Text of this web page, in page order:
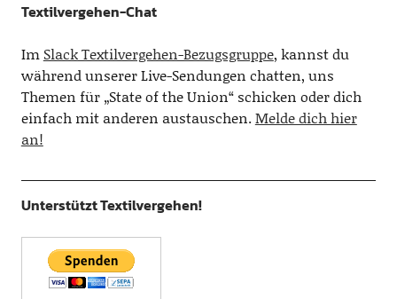
Textilvergehen-Chat
Im Slack Textilvergehen-Bezugsgruppe, kannst du
während unserer Live-Sendungen chatten, uns
Themen für „State of the Union“ schicken oder dich
einfach mit anderen austauschen.Melde dich hier
an!
Unterstützt Textilvergehen!